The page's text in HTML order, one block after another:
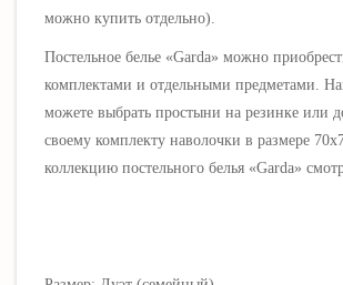
можно купить отдельно).
Постельное белье «Garda» можно
комплектами и отдельными предметами.
можете выбрать простыни на резинке или
своему комплекту наволочки в размере
коллекцию постельного белья «Garda»